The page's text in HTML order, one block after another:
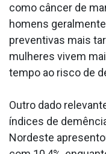
como câncer de
homens
preventivas mais
mulheres vivem
tempo ao risco de
Outro dado
índices de
Nordeste